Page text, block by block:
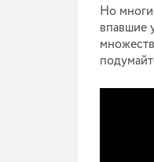
Но
впавшие